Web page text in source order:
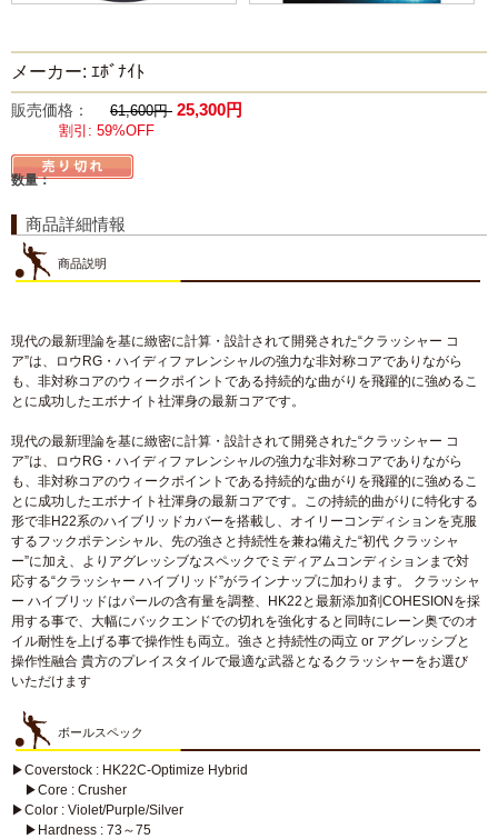
メーカー: ｴﾎﾞﾅｲﾄ
販売価格： 61,600円 25,300円
割引: 59%OFF
数量：
商品詳細情報
商品説明
現代の最新理論を基に緻密に計算・設計されて開発された“クラッシャー コ
ア”は、ロウRG・ハイディファレンシャルの強力な非対称コアでありながら
も、非対称コアのウィークポイントである持続的な曲がりを飛躍的に強めるこ
とに成功したエボナイト社渾身の最新コアです。
現代の最新理論を基に緻密に計算・設計されて開発された“クラッシャー コ
ア”は、ロウRG・ハイディファレンシャルの強力な非対称コアでありながら
も、非対称コアのウィークポイントである持続的な曲がりを飛躍的に強めるこ
とに成功したエボナイト社渾身の最新コアです。この持続的曲がりに特化する
形で非H22系のハイブリッドカバーを搭載し、オイリーコンディションを克服
するフックポテンシャル、先の強さと持続性を兼ね備えた“初代 クラッシャ
ー”に加え、よりアグレッシブなスペックでミディアムコンディションまで対
応する“クラッシャー ハイブリッド”がラインナップに加わります。 クラッシャ
ー ハイブリッドはパールの含有量を調整、HK22と最新添加剤COHESIONを採
用する事で、大幅にバックエンドでの切れを強化すると同時にレーン奥でのオ
イル耐性を上げる事で操作性も両立。強さと持続性の両立 or アグレッシブと
操作性融合 貴方のプレイスタイルで最適な武器となるクラッシャーをお選び
いただけます
ボールスペック
▶Coverstock : HK22C-Optimize Hybrid
▶Core : Crusher
▶Color : Violet/Purple/Silver
▶Hardness : 73～75